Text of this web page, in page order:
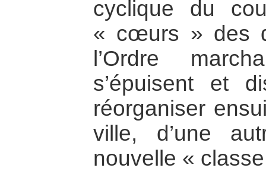
cyclique du
« cœurs » des
l’Ordre
s’épuisent et
réorganiser
ville, d’une
nouvelle «